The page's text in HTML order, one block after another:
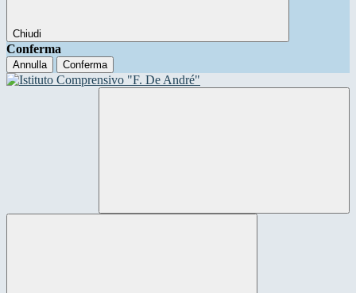
Chiudi
Conferma
Annulla Conferma